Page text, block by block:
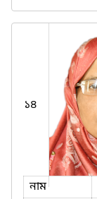
১৪
নাম